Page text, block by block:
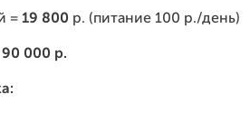
= 19 800 р. (питание 100 р./день)
0 000 р.